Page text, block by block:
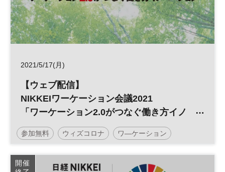
2021/5/17(月)
【ウェブ配信】
NIKKEIワーケーション会議2021
「ワーケーション2.0がつなぐ働き方イノ
ベーション」
参加無料 ウィズコロナ ワ―ケーション
新しい働き方
開催